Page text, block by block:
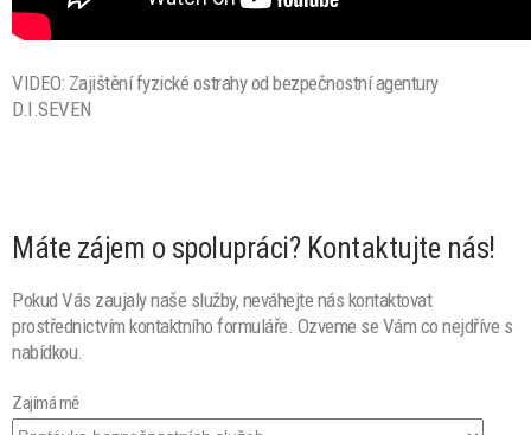
VIDEO: Zajištění fyzické ostrahy od bezpečnostní agentury
D.I.SEVEN
Máte zájem o spolupráci? Kontaktujte nás!
Pokud Vás zaujaly naše služby, neváhejte nás kontaktovat
prostřednictvím kontaktního formuláře. Ozveme se Vám co nejdříve s
nabídkou.
Zajímá mě